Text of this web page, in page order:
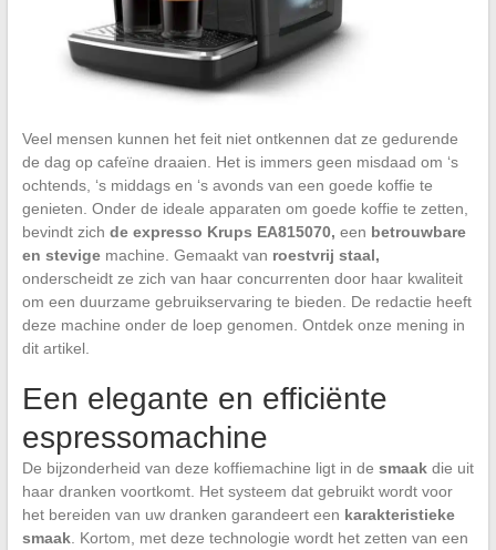
Veel mensen kunnen het feit niet ontkennen dat ze gedurende
de dag op cafeïne draaien. Het is immers geen misdaad om ‘s
ochtends, ‘s middags en ‘s avonds van een goede koffie te
genieten. Onder de ideale apparaten om goede koffie te zetten,
bevindt zich de expresso Krups EA815070, een betrouwbare
en stevigemachine. Gemaakt van roestvrij staal,
onderscheidt ze zich van haar concurrenten door haar kwaliteit
om een duurzame gebruikservaring te bieden. De redactie heeft
deze machine onder de loep genomen. Ontdek onze mening in
dit artikel.
Een elegante en efficiënte
espressomachine
De bijzonderheid van deze koffiemachine ligt in de smaakdie uit
haar dranken voortkomt. Het systeem dat gebruikt wordt voor
het bereiden van uw dranken garandeert een karakteristieke
smaak. Kortom, met deze technologie wordt het zetten van een